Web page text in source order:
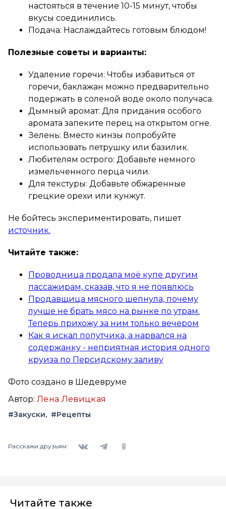
настояться в течение 10-15 минут, чтобы
вкусы соединились.
Подача: Наслаждайтесь готовым блюдом!
Полезные советы и варианты:
Удаление горечи: Чтобы избавиться от
горечи, баклажан можно предварительно
подержать в соленой воде около получаса.
Дымный аромат: Для придания особого
аромата запеките перец на открытом огне.
Зелень: Вместо кинзы попробуйте
использовать петрушку или базилик.
Любителям острого: Добавьте немного
измельченного перца чили.
Для текстуры: Добавьте обжаренные
грецкие орехи или кунжут.
Не бойтесь экспериментировать, пишет
источник.
Читайте также:
Проводница продала моё купе другим
пассажирам, сказав, что я не появлюсь
Продавщица мясного шепнула, почему
лучше не брать мясо на рынке по утрам.
Теперь прихожу за ним только вечером
Как я искал попутчика, а нарвался на
содержанку - неприятная история одного
круиза по Персидскому заливу
Фото создано в Шедевруме
Автор: Лена Левицкая
#Закуски #Рецепты
Расскажи друзьям:
Читайте также